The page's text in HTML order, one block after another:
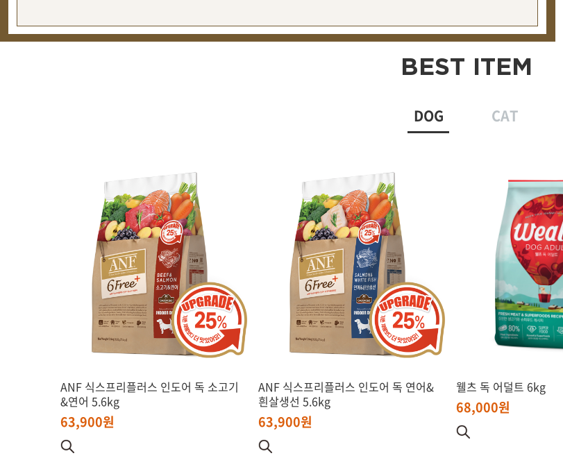
BEST ITEM
DOG CAT
ANF 식스프리플러스 인도어 독 소고기
&연어 5.6kg
63,900원
ANF 식스프리플러스 인도어 독 연어&
흰살생선 5.6kg
63,900원
웰츠 독 어덜트 6kg
68,000원